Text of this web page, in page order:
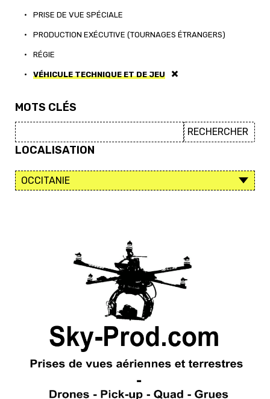
• PRISE DE VUE SPÉCIALE
• PRODUCTION EXÉCUTIVE (TOURNAGES ÉTRANGERS)
• RÉGIE
• VÉHICULE TECHNIQUE ET DE JEU
MOTS CLÉS
LOCALISATION